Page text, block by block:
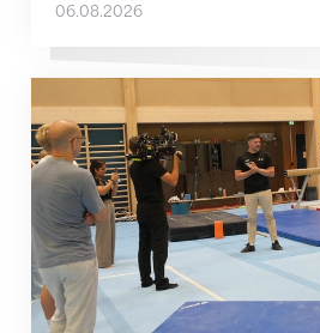
06.08.2026
Mit klaren Zielen nach Zagreb